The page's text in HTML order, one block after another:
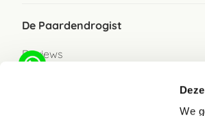
We
De Paardendrogist
Reviews